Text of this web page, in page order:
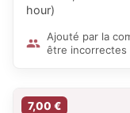
hour)
Ajouté par la
être incorrectes
7,00 €